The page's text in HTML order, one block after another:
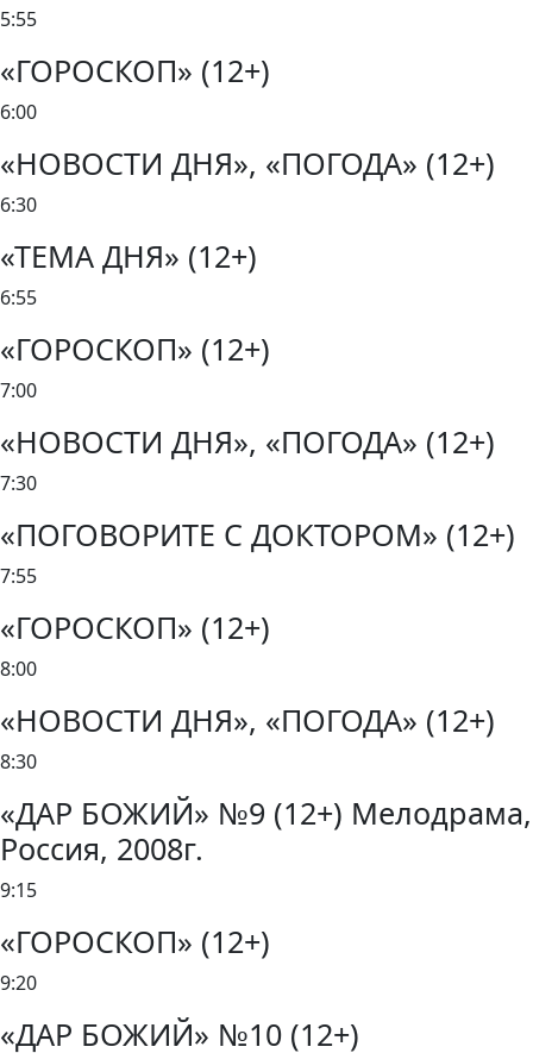
5:55
«ГОРОСКОП» (12+)
6:00
«НОВОСТИ ДНЯ», «ПОГОДА» (12+)
6:30
«ТЕМА ДНЯ» (12+)
6:55
«ГОРОСКОП» (12+)
7:00
«НОВОСТИ ДНЯ», «ПОГОДА» (12+)
7:30
«ПОГОВОРИТЕ С ДОКТОРОМ» (12+)
7:55
«ГОРОСКОП» (12+)
8:00
«НОВОСТИ ДНЯ», «ПОГОДА» (12+)
8:30
«ДАР БОЖИЙ» №9 (12+) Мелодрама,
Россия, 2008г.
9:15
«ГОРОСКОП» (12+)
9:20
«ДАР БОЖИЙ» №10 (12+)